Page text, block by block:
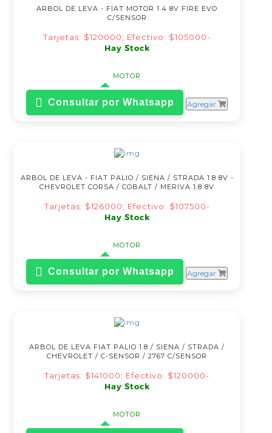
ARBOL DE LEVA - FIAT MOTOR 1.4 8V FIRE EVO
C/SENSOR
Tarjetas: $120000; Efectivo: $105000-
Hay Stock
MOTOR
Consultar por Whatsapp Agregar
ARBOL DE LEVA - FIAT PALIO / SIENA / STRADA 1.8 8V -
CHEVROLET CORSA / COBALT / MERIVA 1.8 8V
Tarjetas: $126000; Efectivo: $107500-
Hay Stock
MOTOR
Consultar por Whatsapp Agregar
ARBOL DE LEVA FIAT PALIO 1.8 / SIENA / STRADA /
CHEVROLET / C-SENSOR / 2767 C/SENSOR
Tarjetas: $141000; Efectivo: $120000-
Hay Stock
MOTOR